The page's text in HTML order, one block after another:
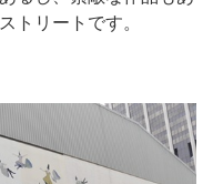
トリートです。